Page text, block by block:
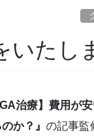
いたし
治療】費用が
か？』 の記事監